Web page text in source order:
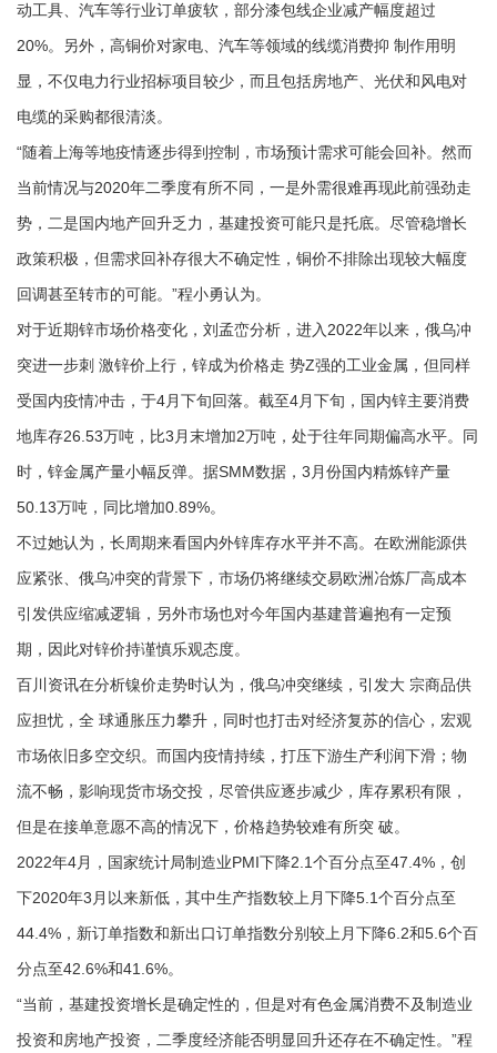
动工具、汽车等行业订单疲软，部分漆包线企业减产幅度超过
20%。另外，高铜价对家电、汽车等领域的线缆消费抑 制作用明
显，不仅电力行业招标项目较少，而且包括房地产、光伏和风电对
电缆的采购都很清淡。
“随着上海等地疫情逐步得到控制，市场预计需求可能会回补。然而
当前情况与2020年二季度有所不同，一是外需很难再现此前强劲走
势，二是国内地产回升乏力，基建投资可能只是托底。尽管稳增长
政策积极，但需求回补存很大不确定性，铜价不排除出现较大幅度
回调甚至转市的可能。”程小勇认为。
对于近期锌市场价格变化，刘孟峦分析，进入2022年以来，俄乌冲
突进一步刺 激锌价上行，锌成为价格走 势Z强的工业金属，但同样
受国内疫情冲击，于4月下旬回落。截至4月下旬，国内锌主要消费
地库存26.53万吨，比3月末增加2万吨，处于往年同期偏高水平。同
时，锌金属产量小幅反弹。据SMM数据，3月份国内精炼锌产量
50.13万吨，同比增加0.89%。
不过她认为，长周期来看国内外锌库存水平并不高。在欧洲能源供
应紧张、俄乌冲突的背景下，市场仍将继续交易欧洲冶炼厂高成本
引发供应缩减逻辑，另外市场也对今年国内基建普遍抱有一定预
期，因此对锌价持谨慎乐观态度。
百川资讯在分析镍价走势时认为，俄乌冲突继续，引发大 宗商品供
应担忧，全 球通胀压力攀升，同时也打击对经济复苏的信心，宏观
市场依旧多空交织。而国内疫情持续，打压下游生产利润下滑；物
流不畅，影响现货市场交投，尽管供应逐步减少，库存累积有限，
但是在接单意愿不高的情况下，价格趋势较难有所突 破。
2022年4月，国家统计局制造业PMI下降2.1个百分点至47.4%，创
下2020年3月以来新低，其中生产指数较上月下降5.1个百分点至
44.4%，新订单指数和新出口订单指数分别较上月下降6.2和5.6个百
分点至42.6%和41.6%。
“当前，基建投资增长是确定性的，但是对有色金属消费不及制造业
投资和房地产投资，二季度经济能否明显回升还存在不确定性。”程